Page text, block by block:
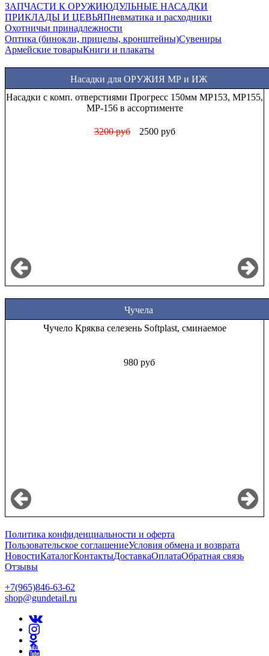
ЗАПЧАСТИ К ОРУЖИЮДУЛЬНЫЕ НАСАДКИ
ПРИКЛАДЫ И ЦЕВЬЯПневматика и расходники
Охотничьи принадлежности
Оптика (бинокли, прицелы, кронштейны)Сувениры
Армейские товарыКниги и плакаты
Насадки для ОРУЖИЯ МР и ИЖ
Насадки Прогресс стандартные МР (ИЖ) 12 калибра в
ассортименте
1000 руб 850 руб
Чучела
Чучело Кряква селезень Softplast, сминаемое
980 руб
Политика конфиденциальности и оферта
Пользовательское соглашениеУсловия обмена и возврата
НовостиКаталогКонтактыДоставкаОплатаОбратная связь
Отзывы
+7(965)846-63-62
shop@gundetail.ru